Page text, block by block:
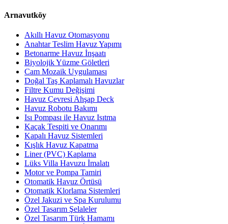
Arnavutköy
Akıllı Havuz Otomasyonu
Anahtar Teslim Havuz Yapımı
Betonarme Havuz İnşaatı
Biyolojik Yüzme Göletleri
Cam Mozaik Uygulaması
Doğal Taş Kaplamalı Havuzlar
Filtre Kumu Değişimi
Havuz Çevresi Ahşap Deck
Havuz Robotu Bakımı
Isı Pompası ile Havuz Isıtma
Kaçak Tespiti ve Onarımı
Kapalı Havuz Sistemleri
Kışlık Havuz Kapatma
Liner (PVC) Kaplama
Lüks Villa Havuzu İmalatı
Motor ve Pompa Tamiri
Otomatik Havuz Örtüsü
Otomatik Klorlama Sistemleri
Özel Jakuzi ve Spa Kurulumu
Özel Tasarım Şelaleler
Özel Tasarım Türk Hamamı